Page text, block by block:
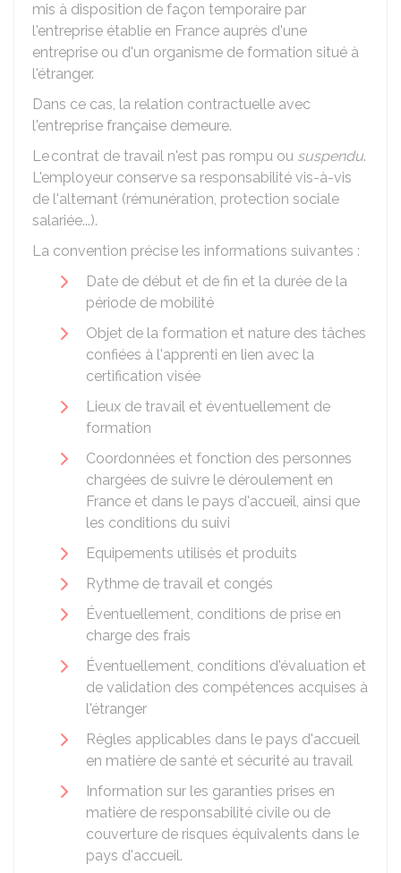
mis à disposition de façon temporaire par
l'entreprise établie en France auprès d'une
entreprise ou d'un organisme de formation situé à
l'étranger.
Dans ce cas, la relation contractuelle avec
l'entreprise française demeure.
Le contrat de travail n'est pas rompu ou suspendu.
L'employeur conserve sa responsabilité vis-à-vis
de l'alternant (rémunération, protection sociale
salariée...).
La convention précise les informations suivantes :
Date de début et de fin et la durée de la
période de mobilité
Objet de la formation et nature des tâches
confiées à l'apprenti en lien avec la
certification visée
Lieux de travail et éventuellement de
formation
Coordonnées et fonction des personnes
chargées de suivre le déroulement en
France et dans le pays d'accueil, ainsi que
les conditions du suivi
Equipements utilisés et produits
Rythme de travail et congés
Éventuellement, conditions de prise en
charge des frais
Éventuellement, conditions d'évaluation et
de validation des compétences acquises à
l'étranger
Règles applicables dans le pays d'accueil
en matière de santé et sécurité au travail
Information sur les garanties prises en
matière de responsabilité civile ou de
couverture de risques équivalents dans le
pays d'accueil.